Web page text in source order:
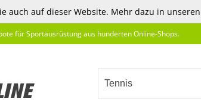
auch auf dieser Website. Mehr dazu in unseren
für Sportausrüstung aus hunderten Online-Shops.
Tennis